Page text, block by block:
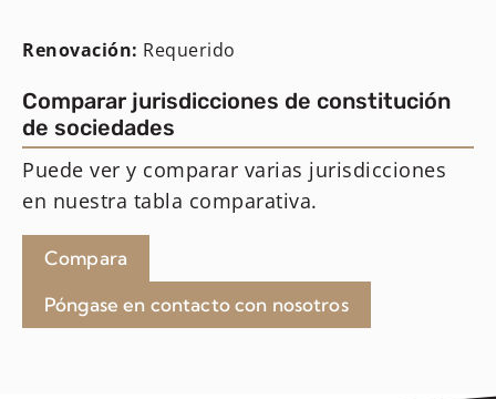
Renovación: Requerido
Comparar jurisdicciones de constitución
de sociedades
Puede ver y comparar varias jurisdicciones
en nuestra tabla comparativa.
Compara
Póngase en contacto con nosotros